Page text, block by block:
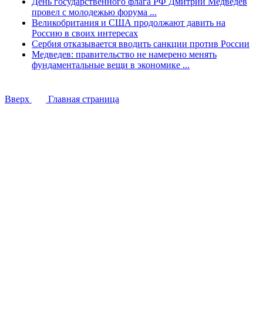
провел с молодежью форума ...
Великобритания и США продолжают давить на
Россию в своих интересах
Сербия отказывается вводить санкции против России
Медведев: правительство не намерено менять
фундаментальные вещи в экономике ...
Вверх Главная страница